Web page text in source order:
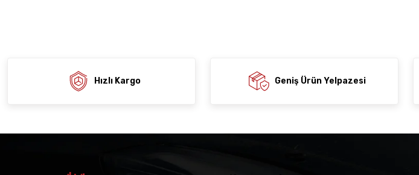
Hızlı Kargo Geniş Ürün Yelpazesi